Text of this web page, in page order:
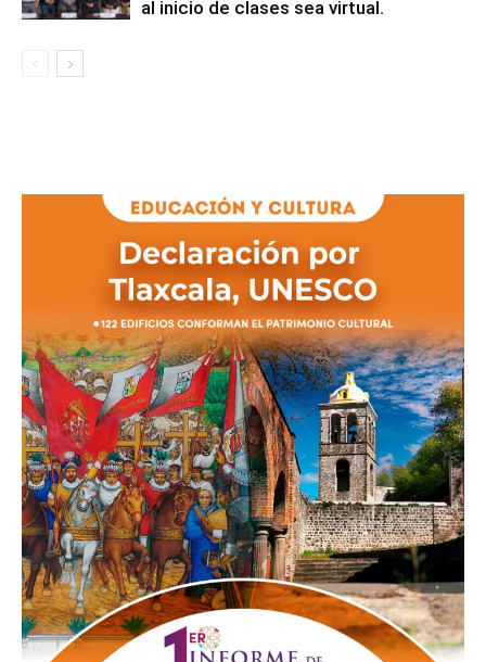
al inicio de clases sea virtual.